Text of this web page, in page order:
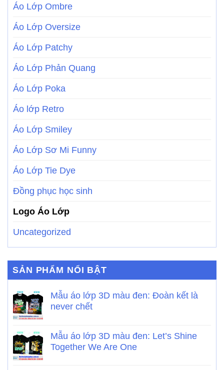
Áo Lớp Ombre
Áo Lớp Oversize
Áo Lớp Patchy
Áo Lớp Phản Quang
Áo Lớp Poka
Áo lớp Retro
Áo Lớp Smiley
Áo Lớp Sơ Mi Funny
Áo Lớp Tie Dye
Đồng phục học sinh
Logo Áo Lớp
Uncategorized
SẢN PHẨM NỔI BẬT
Mẫu áo lớp 3D màu đen: Đoàn kết là
never chết
Mẫu áo lớp 3D màu đen: Let’s Shine
Together We Are One